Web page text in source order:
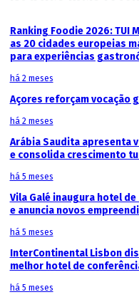
Ranking Foodie 2026: TUI
as 20 cidades europeias
para experiências
há 2 meses
Açores reforçam vocação
há 2 meses
Arábia Saudita apresenta
e consolida crescimento
há 5 meses
Vila Galé inaugura hotel de
e anuncia novos
há 5 meses
InterContinental Lisbon
melhor hotel de
há 5 meses